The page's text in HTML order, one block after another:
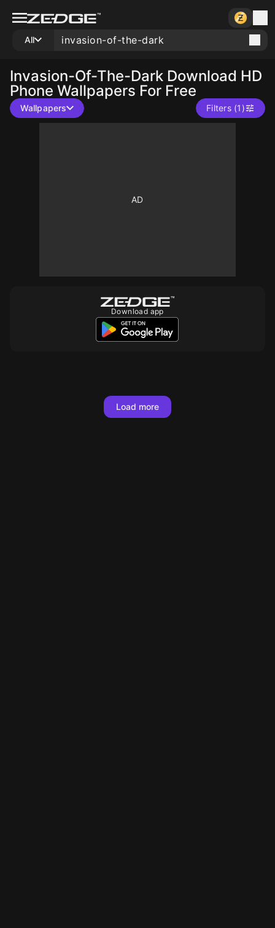
All
Invasion-Of-The-Dark Download HD
Phone Wallpapers For Free
Wallpapers Filters (1)
10
Download app
Load more